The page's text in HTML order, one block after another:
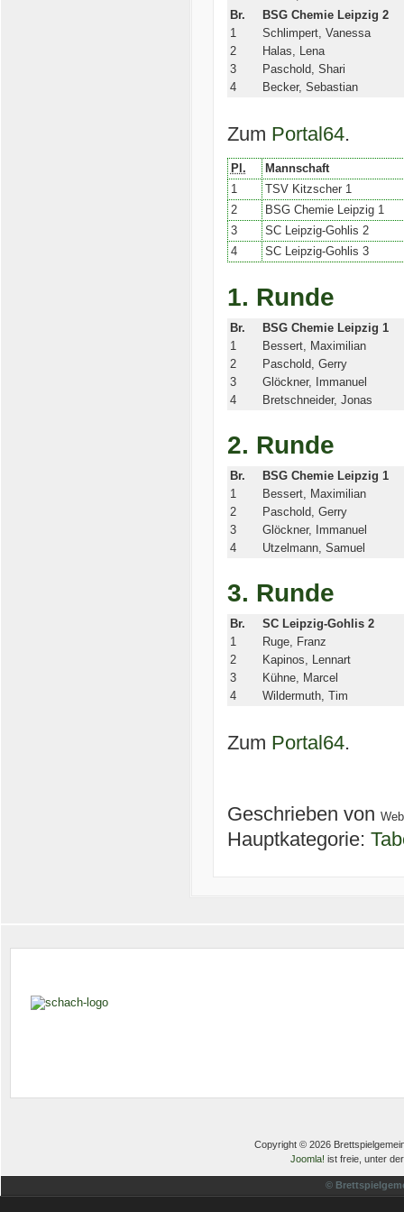
Br.
BSG Chemie Leipzig 2
1
Schlimpert, Vanessa
2
Halas, Lena
3
Paschold, Shari
4
Becker, Sebastian
Zum Portal64.
Pl.
Mannschaft
1
TSV Kitzscher 1
2
BSG Chemie Leipzig 1
3
SC Leipzig-Gohlis 2
4
SC Leipzig-Gohlis 3
1. Runde
Br.
BSG Chemie Leipzig 1
1
Bessert, Maximilian
2
Paschold, Gerry
3
Glöckner, Immanuel
4
Bretschneider, Jonas
2. Runde
Br.
BSG Chemie Leipzig 1
1
Bessert, Maximilian
2
Paschold, Gerry
3
Glöckner, Immanuel
4
Utzelmann, Samuel
3. Runde
Br.
SC Leipzig-Gohlis 2
1
Ruge, Franz
2
Kapinos, Lennart
3
Kühne, Marcel
4
Wildermuth, Tim
Zum Portal64.
Geschrieben von
Hauptkategorie:
Copyright © 2026
Joomla! ist freie, unter
©